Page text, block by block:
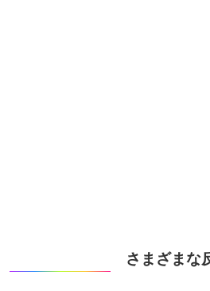
さまざまな